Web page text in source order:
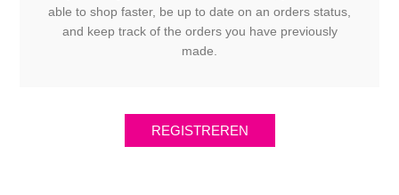
able to shop faster, be up to date on an orders status,
and keep track of the orders you have previously
made.